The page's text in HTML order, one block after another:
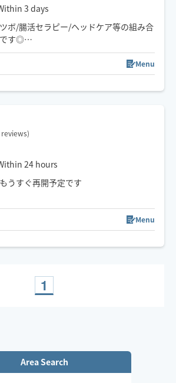
3 days
ボ/腸活セラピー/ヘッドケア等の組み合
す◎
ズムで心身ともリラックスしていただ
/睡眠などの慢性的なお悩みもご相談く
問い合わせください。
緒OKです◎
Menu
reviews)
24 hours
うすぐ再開予定です
または120分コース🌺
（病院、施設合わせて経験年数15年以
に合わせて癒しとリフレッシュの時間
Menu
1
Area Search